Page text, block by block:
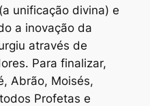
unificação divina) e
a inovação da
através de
Para finalizar,
Abrão, Moisés,
Profetas e